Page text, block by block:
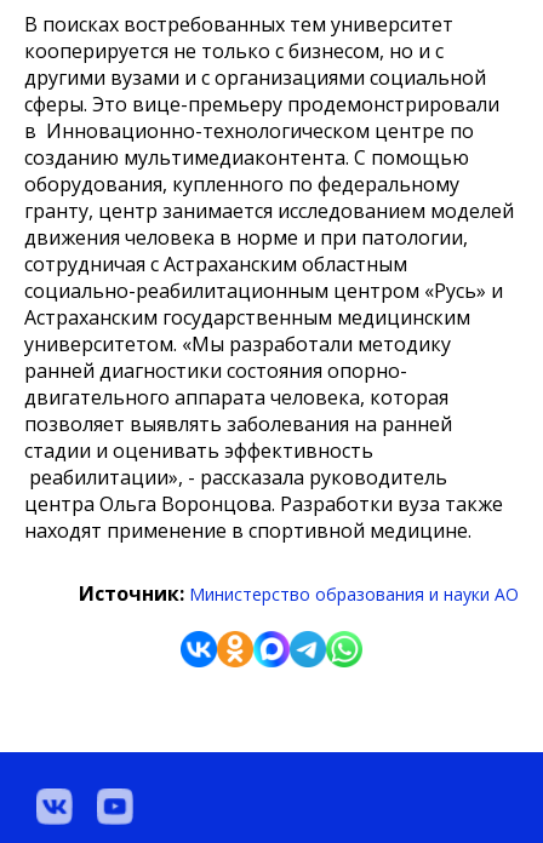
В поисках востребованных тем университет
кооперируется не только с бизнесом, но и с
другими вузами и с организациями социальной
сферы. Это вице-премьеру продемонстрировали
в Инновационно-технологическом центре по
созданию мультимедиаконтента. С помощью
оборудования, купленного по федеральному
гранту, центр занимается исследованием моделей
движения человека в норме и при патологии,
сотрудничая с Астраханским областным
социально-реабилитационным центром «Русь» и
Астраханским государственным медицинским
университетом. «Мы разработали методику
ранней диагностики состояния опорно-
двигательного аппарата человека, которая
позволяет выявлять заболевания на ранней
стадии и оценивать эффективность
реабилитации», - рассказала руководитель
центра Ольга Воронцова. Разработки вуза также
находят применение в спортивной медицине.
Источник: Министерство образования и науки АО